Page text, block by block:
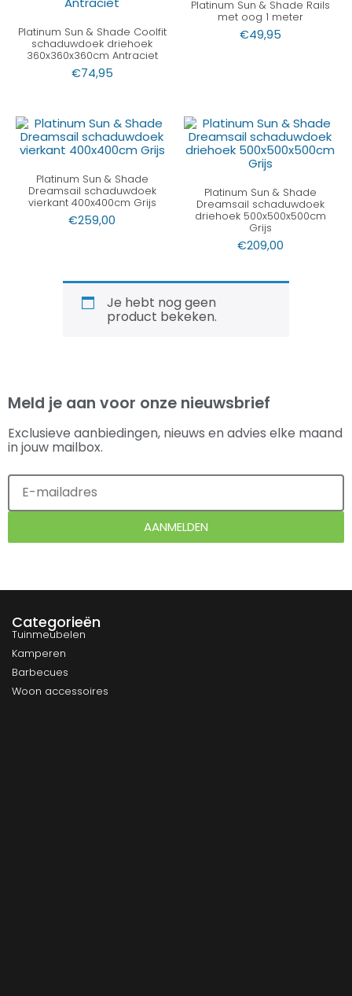
Platinum Sun & Shade Coolfit
schaduwdoek driehoek
360x360x360cm Antraciet
€74,95
Platinum Sun & Shade Rails
met oog 1 meter
€49,95
Platinum Sun & Shade
Dreamsail schaduwdoek
vierkant 400x400cm Grijs
€259,00
Platinum Sun & Shade
Dreamsail schaduwdoek
driehoek 500x500x500cm
Grijs
€209,00
Je hebt nog geen
product bekeken.
Meld je aan voor onze nieuwsbrief
Exclusieve aanbiedingen, nieuws en advies elke maand
in jouw mailbox.
AANMELDEN
Categorieën
Tuinmeubelen
Kamperen
Barbecues
Woon accessoires